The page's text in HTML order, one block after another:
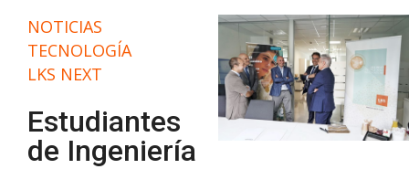
NOTICIAS
TECNOLOGÍA
LKS NEXT
Estudiantes
de Ingeniería